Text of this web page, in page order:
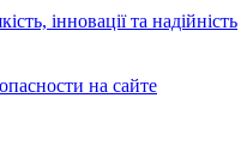
інновації та надійність
на сайте